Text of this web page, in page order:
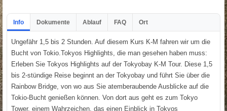
Info Dokumente Ablauf FAQ Ort
Ungefähr 1,5 bis 2 Stunden. Auf diesem Kurs K-M fahren wir um die
Bucht von Tokio.Tokyos Highlights, die man gesehen haben muss:
Erleben Sie Tokyos Highlights auf der Tokyobay K-M Tour. Diese 1,5
bis 2-stündige Reise beginnt an der Tokyobay und führt Sie über die
Rainbow Bridge, von wo aus Sie atemberaubende Ausblicke auf die
Tokio-Bucht genießen können. Von dort aus geht es zum Tokyo
Tower, einem Wahrzeichen, das einen Einblick in Tokyos